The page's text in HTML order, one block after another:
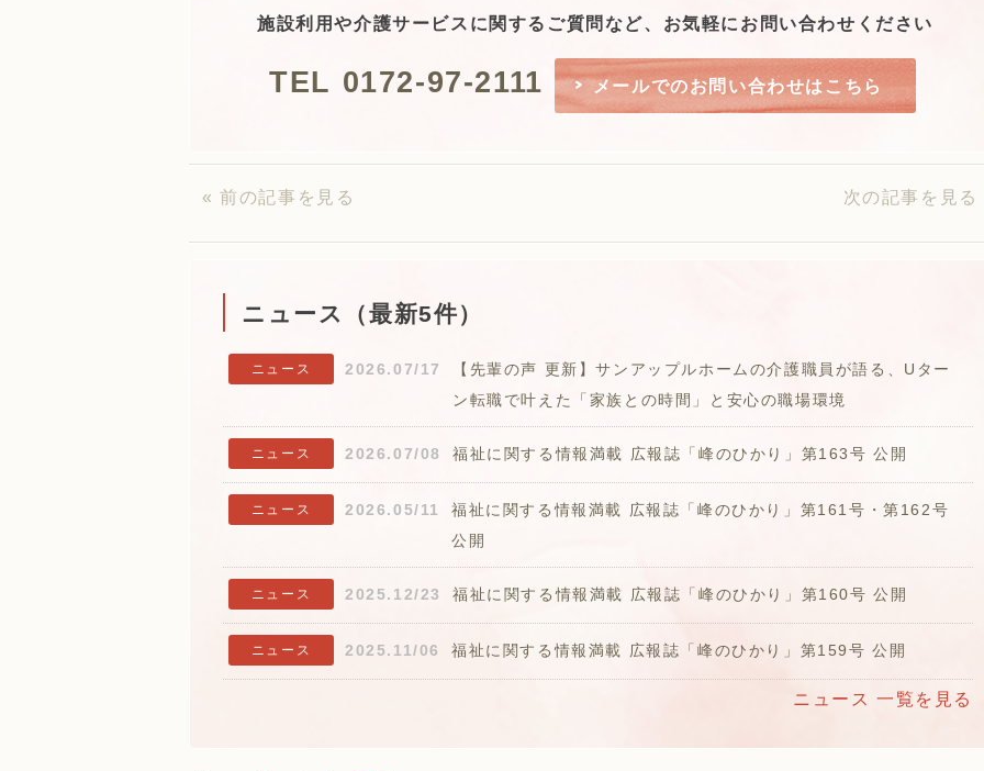
施設利用や介護サービスに関するご質問など、お気軽にお問い合わせください
TEL 0172-97-2111 メールでのお問い合わせはこちら
« 前の記事を見る 次の記事を見る
ニュース（最新5件）
ニュース 2026.07/17
【先輩の声 更新】サンアップルホームの介護職員が語る、Uター
ン転職で叶えた「家族との時間」と安心の職場環境
ニュース 2026.07/08 福祉に関する情報満載 広報誌「峰のひかり」第163号 公開
ニュース 2026.05/11
福祉に関する情報満載 広報誌「峰のひかり」第161号・第162号
公開
ニュース 2025.12/23 福祉に関する情報満載 広報誌「峰のひかり」第160号 公開
ニュース 2025.11/06 福祉に関する情報満載 広報誌「峰のひかり」第159号 公開
ニュース 一覧を見る